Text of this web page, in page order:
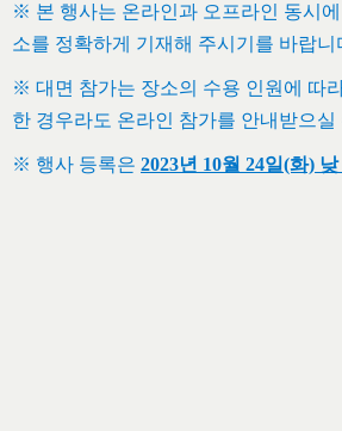
※ 본 행사는 온라인과 오프라인 동시
소를 정확하게 기재해 주시기를 바랍니
※ 대면 참가는 장소의 수용 인원에 따
한 경우라도 온라인 참가를 안내받으실
※ 행사 등록은 2023년 10월 24일(화) 낮